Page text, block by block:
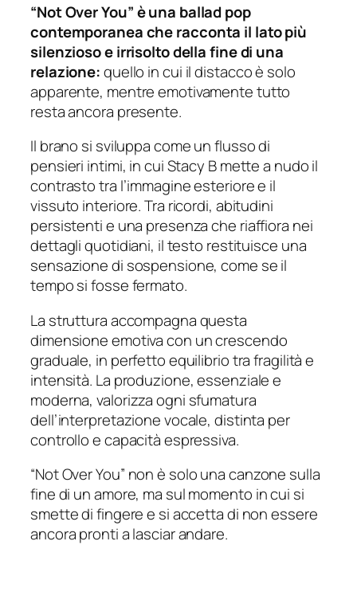
“Not Over You” è una ballad pop
contemporanea che racconta il lato più
silenzioso e irrisolto della fine di una
relazione:quello in cui il distacco è solo
apparente, mentre emotivamente tutto
resta ancora presente.
Il brano si sviluppa come un flusso di
pensieri intimi, in cui Stacy B mette a nudo il
contrasto tra l’immagine esteriore e il
vissuto interiore. Tra ricordi, abitudini
persistenti e una presenza che riaffiora nei
dettagli quotidiani, il testo restituisce una
sensazione di sospensione, come se il
tempo si fosse fermato.
La struttura accompagna questa
dimensione emotiva con un crescendo
graduale, in perfetto equilibrio tra fragilità e
intensità. La produzione, essenziale e
moderna, valorizza ogni sfumatura
dell’interpretazione vocale, distinta per
controllo e capacità espressiva.
“Not Over You” non è solo una canzone sulla
fine di un amore, ma sul momento in cui si
smette di fingere e si accetta di non essere
ancora pronti a lasciar andare.